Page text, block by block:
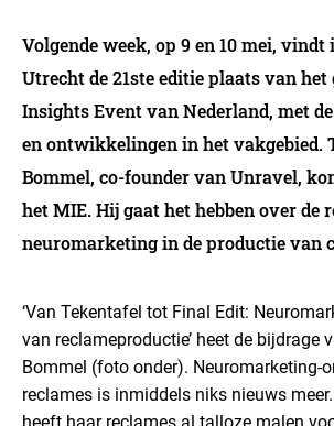
Volgende week, op 9 en 10 mei, vindt
Utrecht de 21ste editie plaats van het
Insights Event van Nederland, met
en ontwikkelingen in het vakgebied.
Bommel, co-founder van Unravel,
het MIE. Hij gaat het hebben over de
neuromarketing in de productie van
‘Van Tekentafel tot Final Edit:
van reclameproductie’ heet de bijdrage
Bommel (foto onder). Neuromarketing-
reclames is inmiddels niks nieuws